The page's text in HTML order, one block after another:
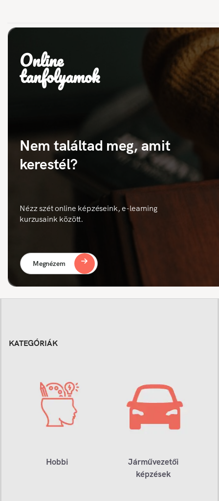
Online
tanfolyamok
Nem találtad meg, amit
kerestél?
Nézz szét online képzéseink, e-learning
kurzusaink között.
Megnézem
KATEGÓRIÁK
Hobbi
Járművezetői
képzések